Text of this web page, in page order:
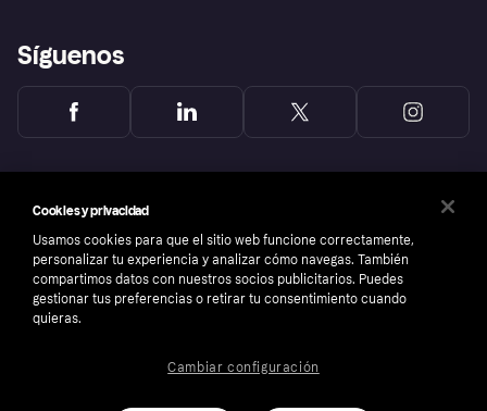
Síguenos
Cookies y privacidad
Usamos cookies para que el sitio web funcione correctamente,
personalizar tu experiencia y analizar cómo navegas. También
compartimos datos con nuestros socios publicitarios. Puedes
gestionar tus preferencias o retirar tu consentimiento cuando
quieras.
Cambiar configuración